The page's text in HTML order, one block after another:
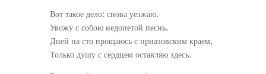
Вот такое дело: снова уезжаю.
Увожу с собою недопетой песнь.
Дней на сто прощаюсь с приазовским краем,
Только душу с сердцем оставляю здесь.